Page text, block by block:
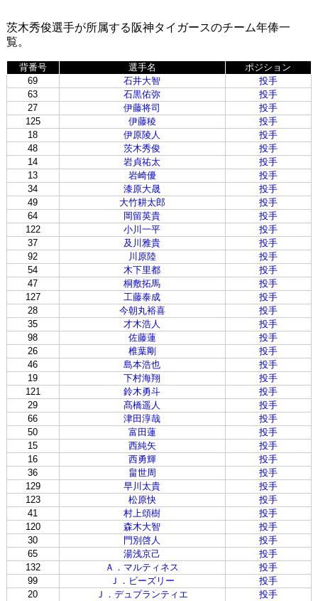
茨木秀俊選手が所属する阪神タイガースのチーム年俸一
覧。
背番号 選手名
ポジション
69
石井大智
投手
63
石黒佑弥
投手
27
伊藤将司
投手
125
伊藤稜
投手
18
伊原陵人
投手
48
茨木秀俊
投手
14
岩貞祐太
投手
13
岩崎優
投手
34
漆原大晟
投手
49
大竹耕太郎
投手
64
岡留英貴
投手
122
小川一平
投手
37
及川雅貴
投手
92
川原陸
投手
54
木下里都
投手
47
桐敷拓馬
投手
127
工藤泰成
投手
28
今朝丸裕喜
投手
35
才木浩人
投手
98
佐藤蓮
投手
26
椎葉剛
投手
46
島本浩也
投手
19
下村海翔
投手
121
鈴木勇斗
投手
29
髙橋遥人
投手
66
津田淳哉
投手
50
富田蓮
投手
15
西純矢
投手
16
西勇輝
投手
36
畠世周
投手
129
早川太貴
投手
123
松原快
投手
41
村上頌樹
投手
120
森木大智
投手
30
門別啓人
投手
65
湯浅京己
投手
132
Ａ．マルティネス
投手
99
Ｊ．ビーズリー
投手
20
Ｊ．デュプランティエ
投手